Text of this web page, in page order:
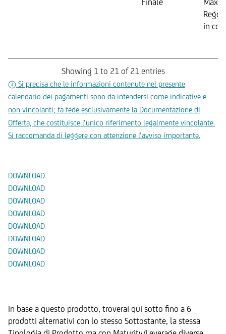
in
Showing 1 to 21 of 21 entries
Si precisa che le informazioni contenute nel presente
calendario dei pagamenti sono da intendersi come indicative e
non vincolanti; fa fede esclusivamente la Documentazione di
Offerta, che costituisce l’unico riferimento legalmente vincolante.
Si raccomanda di leggere con attenzione l’avviso importante.
DOWNLOAD
DOWNLOAD
DOWNLOAD
DOWNLOAD
DOWNLOAD
DOWNLOAD
DOWNLOAD
DOWNLOAD
In base a questo prodotto, troverai qui sotto fino a 6
prodotti alternativi con lo stesso Sottostante, la stessa